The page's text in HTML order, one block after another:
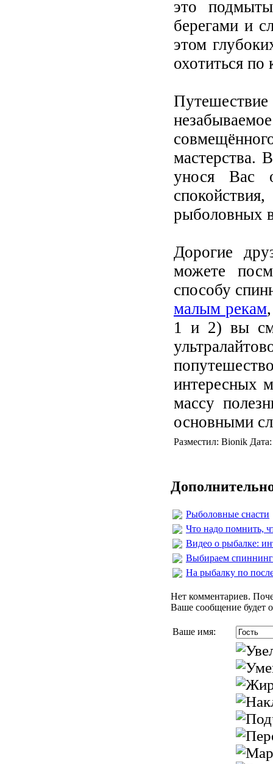
это
берегами и
этом
охотиться
мастерства.
унося Вас
рыболовных
Дорогие
можете
способу
малым рекам
1 и 2) вы
интересных
массу
основными
Разместил: Bionik
Рыболовные снасти
Что надо помнить,
Видео о рыбалке:
Выбираем
На рыбалку по
Нет комментариев.
Ваше сообщение будет
Ваше имя: